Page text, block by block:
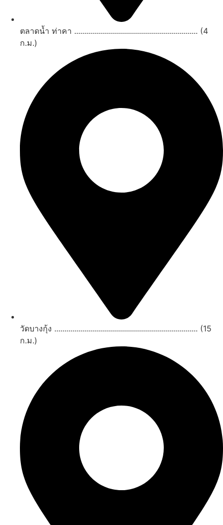
ตลาดน้ำ ท่าคา .............................................................. (4
ก.ม.)
วัดบางกุ้ง ........................................................................ (15
ก.ม.)